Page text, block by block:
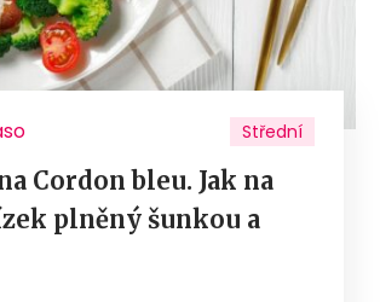
Střední
Cordon bleu. Jak na
plněný šunkou a